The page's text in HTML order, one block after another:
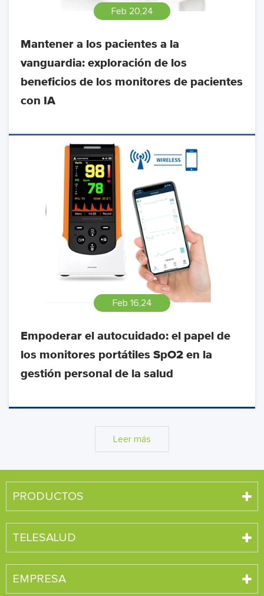
Feb 20,24
Mantener a los pacientes a la
vanguardia: exploración de los
beneficios de los monitores de pacientes
con IA
Feb 16,24
Empoderar el autocuidado: el papel de
los monitores portátiles SpO2 en la
gestión personal de la salud
Leer más
PRODUCTOS
TELESALUD
EMPRESA